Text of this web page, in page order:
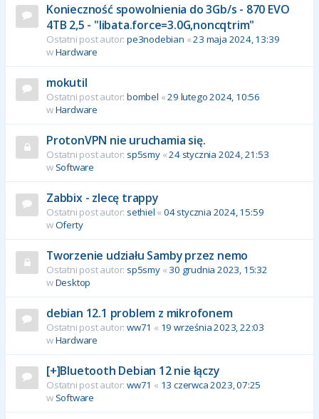
Konieczność spowolnienia do 3Gb/s - 870 EVO
4TB 2,5 - "libata.force=3.0G,noncqtrim"
Ostatni post autor: pe3nodebian «23 maja 2024, 13:39
wHardware
mokutil
Ostatni post autor: bombel «29 lutego 2024, 10:56
wHardware
ProtonVPN nie uruchamia się.
Ostatni post autor: sp5smy«24 stycznia 2024, 21:53
w Software
Zabbix - zlecę trappy
Ostatni post autor: sethiel «04 stycznia 2024, 15:59
wOferty
Tworzenie udziału Samby przez nemo
Ostatni post autor: sp5smy« 30 grudnia 2023, 15:32
wDesktop
debian 12.1 problem z mikrofonem
Ostatni post autor: ww71 « 19 września 2023, 22:03
wHardware
[+]Bluetooth Debian 12 nie łączy
Ostatni post autor: ww71 « 13 czerwca 2023, 07:25
w Software